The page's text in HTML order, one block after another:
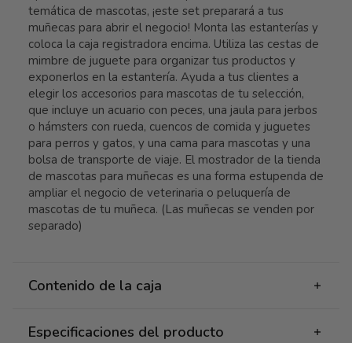
temática de mascotas, ¡este set preparará a tus
muñecas para abrir el negocio! Monta las estanterías y
coloca la caja registradora encima. Utiliza las cestas de
mimbre de juguete para organizar tus productos y
exponerlos en la estantería. Ayuda a tus clientes a
elegir los accesorios para mascotas de tu selección,
que incluye un acuario con peces, una jaula para jerbos
o hámsters con rueda, cuencos de comida y juguetes
para perros y gatos, y una cama para mascotas y una
bolsa de transporte de viaje. El mostrador de la tienda
de mascotas para muñecas es una forma estupenda de
ampliar el negocio de veterinaria o peluquería de
mascotas de tu muñeca. (Las muñecas se venden por
separado)
Contenido de la caja
Especificaciones del producto